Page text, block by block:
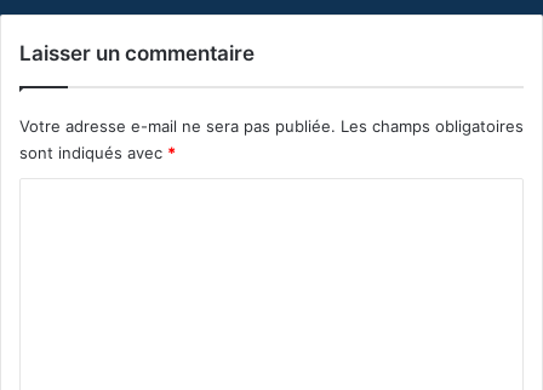
Laisser un commentaire
Votre adresse e-mail ne sera pas publiée. Les champs obligatoires
sont indiqués avec *